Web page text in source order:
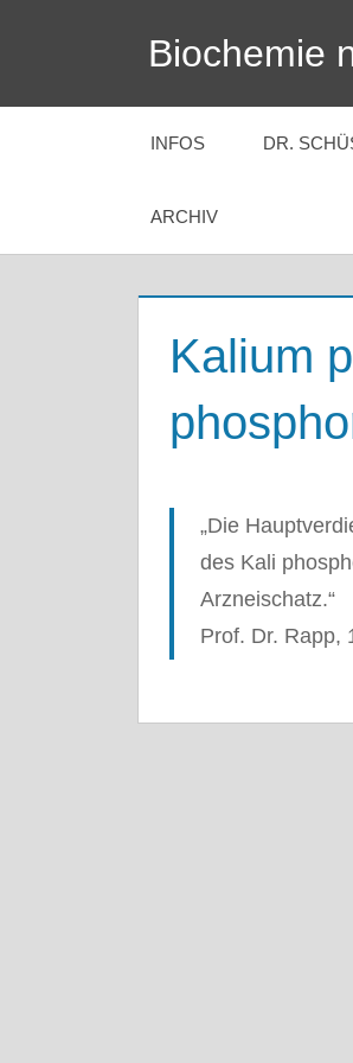
Biochemie
Mineralsalze
Gesundheit
INFOS DR.
ARCHIV
Kalium
„Die
des Kali
Arzneischatz.“
Prof. Dr. Rapp,